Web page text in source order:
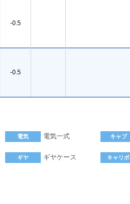
-0.5
-0.5
電気 電気一式 キャブ
ギヤ ギヤケース キャリボ